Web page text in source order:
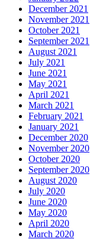
December 2021
November 2021
October 2021
September 2021
August 2021
July 2021
June 2021
May 2021
April 2021
March 2021
February 2021
January 2021
December 2020
November 2020
October 2020
September 2020
August 2020
July 2020
June 2020
May 2020
April 2020
March 2020